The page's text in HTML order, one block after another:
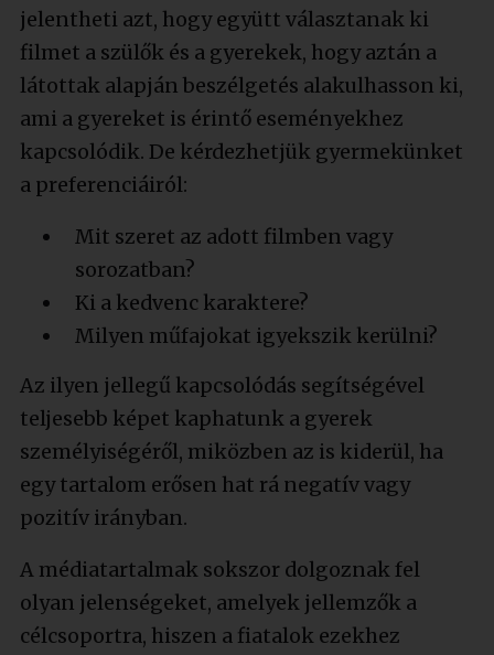
jelentheti azt, hogy együtt választanak ki
filmet a szülők és a gyerekek, hogy aztán a
látottak alapján beszélgetés alakulhasson ki,
ami a gyereket is érintő eseményekhez
kapcsolódik. De kérdezhetjük gyermekünket
a preferenciáiról:
Mit szeret az adott filmben vagy
sorozatban?
Ki a kedvenc karaktere?
Milyen műfajokat igyekszik kerülni?
Az ilyen jellegű kapcsolódás segítségével
teljesebb képet kaphatunk a gyerek
személyiségéről, miközben az is kiderül, ha
egy tartalom erősen hat rá negatív vagy
pozitív irányban.
A médiatartalmak sokszor dolgoznak fel
olyan jelenségeket, amelyek jellemzők a
célcsoportra, hiszen a fiatalok ezekhez